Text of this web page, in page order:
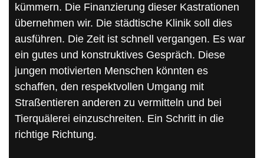
kümmern. Die Finanzierung dieser Kastrationen
übernehmen wir. Die städtische Klinik soll dies
ausführen. Die Zeit ist schnell vergangen. Es war
ein gutes und konstruktives Gespräch. Diese
jungen motivierten Menschen könnten es
schaffen, den respektvollen Umgang mit
Straßentieren anderen zu vermitteln und bei
Tierquälerei einzuschreiten. Ein Schritt in die
richtige Richtung.